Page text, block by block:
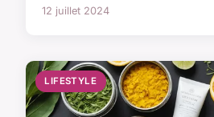
12 juillet 2024
LIFESTYLE